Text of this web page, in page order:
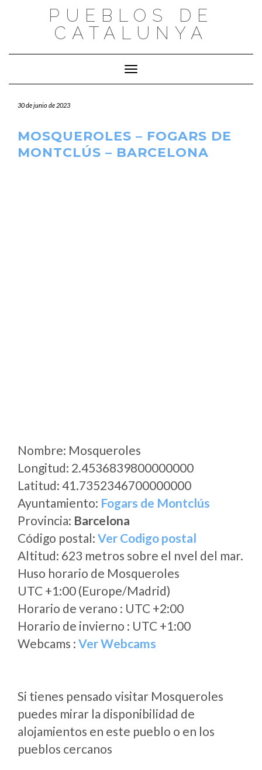
PUEBLOS DE
CATALUNYA
Cambiar modo de navegación
30 de junio de 2023
MOSQUEROLES – FOGARS DE
MONTCLÚS – BARCELONA
Nombre: Mosqueroles
Longitud: 2.4536839800000000
Latitud: 41.7352346700000000
Ayuntamiento: Fogars de Montclús
Provincia: Barcelona
Código postal: Ver Codigo postal
Altitud: 623 metros sobre el nvel del mar.
Huso horario de Mosqueroles
UTC +1:00 (Europe/Madrid)
Horario de verano : UTC +2:00
Horario de invierno : UTC +1:00
Webcams : Ver Webcams
Si tienes pensado visitar Mosqueroles
puedes mirar la disponibilidad de
alojamientos en este pueblo o en los
pueblos cercanos